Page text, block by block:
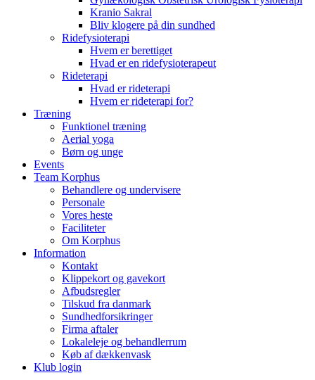
Kranio Sakral
Bliv klogere på din sundhed
Ridefysioterapi
Hvem er berettiget
Hvad er en ridefysioterapeut
Rideterapi
Hvad er rideterapi
Hvem er rideterapi for?
Træning
Funktionel træning
Aerial yoga
Børn og unge
Events
Team Korphus
Behandlere og undervisere
Personale
Vores heste
Faciliteter
Om Korphus
Information
Kontakt
Klippekort og gavekort
Afbudsregler
Tilskud fra danmark
Sundhedforsikringer
Firma aftaler
Lokaleleje og behandlerrum
Køb af dækkenvask
Klub login